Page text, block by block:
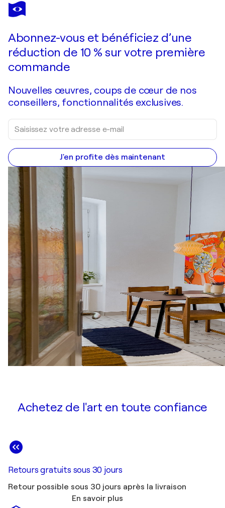
ACRYMX
Slices Of Scan 8 - 80 x 60 cm
Abonnez-vous et bénéficiez d’une
réduction de 10 % sur votre première
commande
Nouvelles œuvres, coups de cœur de nos
conseillers, fonctionnalités exclusives.
J'en profite dès maintenant
Achetez de l'art en toute confiance
Retours gratuits sous 30 jours
Retour possible sous 30 jours après la livraison
En savoir plus